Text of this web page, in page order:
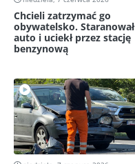
Chcieli zatrzymać go
obywatelsko. Staranował
auto i uciekł przez stację
benzynową